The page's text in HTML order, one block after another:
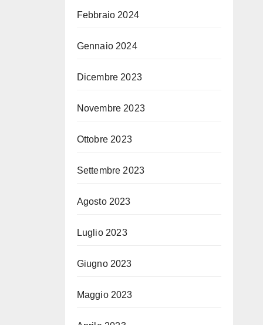
Febbraio 2024
Gennaio 2024
Dicembre 2023
Novembre 2023
Ottobre 2023
Settembre 2023
Agosto 2023
Luglio 2023
Giugno 2023
Maggio 2023